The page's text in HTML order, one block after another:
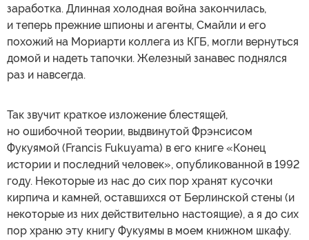
заработка. Длинная холодная война закончилась,
и теперь прежние шпионы и агенты, Смайли и его
похожий на Мориарти коллега из КГБ, могли вернуться
домой и надеть тапочки. Железный занавес поднялся
раз и навсегда.
Так звучит краткое изложение блестящей,
но ошибочной теории, выдвинутой Фрэнсисом
Фукуямой (Francis Fukuyama) в его книге «Конец
истории и последний человек», опубликованной в 1992
году. Некоторые из нас до сих пор хранят кусочки
кирпича и камней, оставшихся от Берлинской стены (и
некоторые из них действительно настоящие), а я до сих
пор храню эту книгу Фукуямы в моем книжном шкафу.